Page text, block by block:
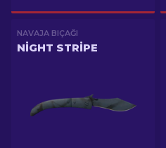
NAVAJA BIÇAĞI
NIGHT STRIPE